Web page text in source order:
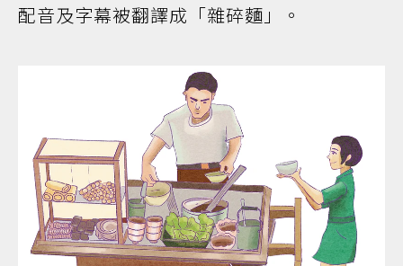
配音及字幕被翻譯成「雜碎麵」。